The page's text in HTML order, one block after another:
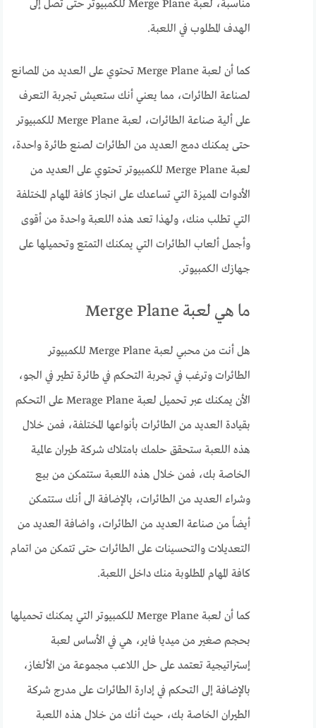
مناسبة، لعبة Merge Plane للكمبيوتر حتى تصل إلى
الهدف المطلوب في اللعبة.
كما أن لعبة Merge Plane تحتوي على العديد من المصانع
لصناعة الطائرات، مما يعني أنك ستعيش تجربة التعرف
على ألية صناعة الطائرات، لعبة Merge Plane للكمبيوتر
حتى يمكنك دمج العديد من الطائرات لصنع طائرة واحدة،
لعبة Merge Plane للكمبيوتر تحتوي على العديد من
الأدوات المميزة التي تساعدك على انجاز كافة المهام المختلفة
التي تطلب منك، ولهذا تعد هذه اللعبة واحدة من أقوى
وأجمل ألعاب الطائرات التي يمكنك التمتع وتحميلها على
جهازك الكمبيوتر.
ما هي لعبة Merge Plane
هل أنت من محبي لعبة Merge Plane للكمبيوتر
الطائرات وترغب في تجربة التحكم في طائرة تطير في الجو،
الأن يمكنك عبر تحميل لعبة Merage Plane على التحكم
بقيادة العديد من الطائرات بأنواعها المختلفة، فمن خلال
هذه اللعبة ستحقق حلمك بامتلاك شركة طيران عالمية
الخاصة بك، فمن خلال هذه اللعبة ستتمكن من بيع
وشراء العديد من الطائرات، بالإضافة الى أنك ستتمكن
أيضاً من صناعة العديد من الطائرات، واضافة العديد من
التعديلات والتحسينات على الطائرات حتى تتمكن من اتمام
كافة المهام المطلوبة منك داخل اللعبة.
كما أن لعبة Merge Plane للكمبيوتر التي يمكنك تحميلها
بحجم صغير من ميديا فاير، هي في الأساس لعبة
إستراتيجية تعتمد على حل اللاعب مجموعة من الألغاز،
بالإضافة إلى التحكم في إدارة الطائرات على مدرج شركة
الطيران الخاصة بك، حيث أنك من خلال هذه اللعبة